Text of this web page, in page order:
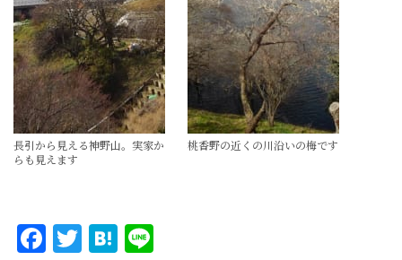
長引から見える神野山。実家か
らも見えます
桃香野の近くの川沿いの梅です
Facebook
TwitterHatena